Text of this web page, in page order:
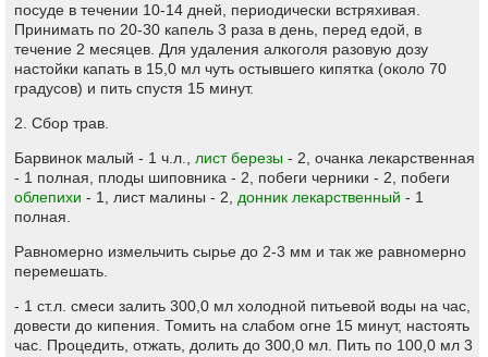
посуде в течении 10-14 дней, периодически встряхивая.
Принимать по 20-30 капель 3 раза в день, перед едой, в
течение 2 месяцев. Для удаления алкоголя разовую дозу
настойки капать в 15,0 мл чуть остывшего кипятка (около 70
градусов) и пить спустя 15 минут.
2. Сбор трав.
Барвинок малый - 1 ч.л., лист березы - 2, очанка лекарственная
- 1 полная, плоды шиповника - 2, побеги черники - 2, побеги
облепихи - 1, лист малины - 2, донник лекарственный - 1
полная.
Равномерно измельчить сырье до 2-3 мм и так же равномерно
перемешать.
- 1 ст.л. смеси залить 300,0 мл холодной питьевой воды на час,
довести до кипения. Томить на слабом огне 15 минут, настоять
час. Процедить, отжать, долить до 300,0 мл. Пить по 100,0 мл 3